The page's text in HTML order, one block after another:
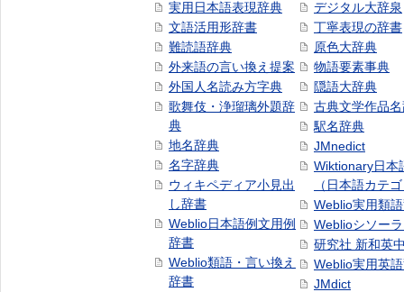
実用日本語表現辞典
文語活用形辞書
難読語辞典
外来語の言い換え提案
外国人名読み方字典
歌舞伎・浄瑠璃外題辞
典
地名辞典
名字辞典
ウィキペディア小見出
し辞書
Weblio日本語例文用例
辞書
Weblio類語・言い換え
辞書
デジタル大辞泉
丁寧表現の辞書
原色大辞典
物語要素事典
隠語大辞典
古典文学作品
駅名辞典
JMnedict
Wiktionary日本
（日本語カテ
Weblio実用類
Weblioシソー
研究社 新和英
Weblio実用英
JMdict